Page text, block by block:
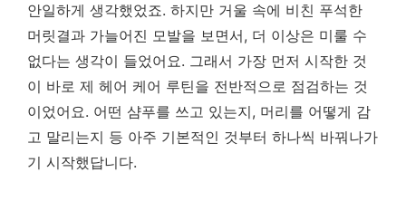
안일하게 생각했었죠. 하지만 거울 속에 비친 푸석한
머릿결과 가늘어진 모발을 보면서, 더 이상은 미룰 수
없다는 생각이 들었어요. 그래서 가장 먼저 시작한 것
이 바로 제 헤어 케어 루틴을 전반적으로 점검하는 것
이었어요. 어떤 샴푸를 쓰고 있는지, 머리를 어떻게 감
고 말리는지 등 아주 기본적인 것부터 하나씩 바꿔나가
기 시작했답니다.